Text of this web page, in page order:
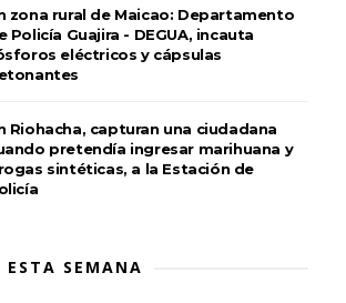
zona rural de Maicao: Departamento
Policía Guajira - DEGUA, incauta
eléctricos y cápsulas
Riohacha, capturan una ciudadana
pretendía ingresar marihuana y
sintéticas, a la Estación de
ESTA SEMANA